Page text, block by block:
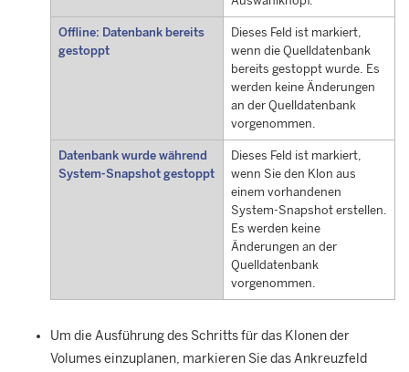
Offline: Datenbank bereits
gestoppt
Dieses Feld ist markiert,
wenn die Quelldatenbank
bereits gestoppt wurde. Es
werden keine Änderungen
an der Quelldatenbank
vorgenommen.
Datenbank wurde während
System-Snapshot gestoppt
Dieses Feld ist markiert,
wenn Sie den Klon aus
einem vorhandenen
System-Snapshot erstellen.
Es werden keine
Änderungen an der
Quelldatenbank
vorgenommen.
Um die Ausführung des Schritts für das Klonen der
Volumes einzuplanen, markieren Sie das Ankreuzfeld